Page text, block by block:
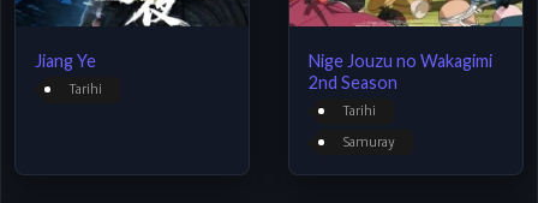
Jiang Ye
Tarihi
Nige Jouzu no Wakagimi
2nd Season
Tarihi
Samuray